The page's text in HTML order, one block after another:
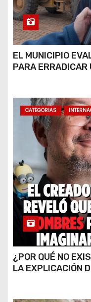
EL MUNICIPIO
PARA
CATEGORIAS
¿POR QUÉ NO
LA EXPLICACIÓN